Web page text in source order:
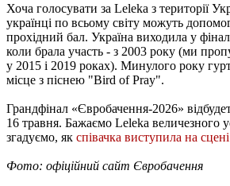
Хоча голосувати за Leleka з території
українці по всьому світу можуть
прохідний бал. Україна виходила у
коли брала участь - з 2003 року (ми
у 2015 і 2019 роках). Минулого року
місце з піснею "Bird of Pray".
Грандфінал «Євробачення-2026»
16 травня. Бажаємо Leleka величезного
згадуємо, як співачка виступила на
Фото: офіційний сайт Євробачення